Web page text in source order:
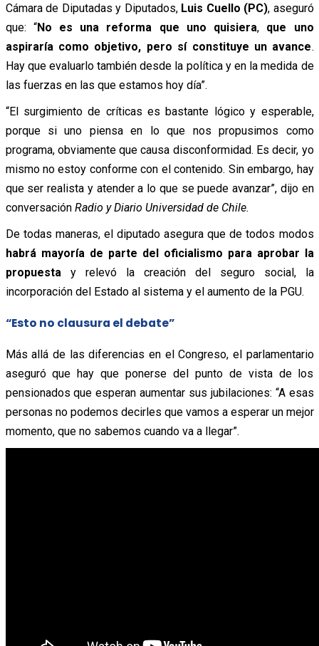
Cámara de Diputadas y Diputados,Luis Cuello (PC), aseguró
que: “No es una reforma que uno quisiera, que uno
aspiraría como objetivo, pero sí constituye un avance.
Hay que evaluarlo también desde la política y en la medida de
las fuerzas en las que estamos hoy día”.
“El surgimiento de críticas es bastante lógico y esperable,
porquesi uno piensa en lo que nos propusimos como
programa, obviamente que causa disconformidad. Es decir, yo
mismo no estoy conforme con el contenido. Sin embargo, hay
que ser realista y atender a lo que se puede avanzar”, dijo en
conversaciónRadio y Diario Universidad de Chile.
De todas maneras, el diputado asegura que de todos modos
habrá mayoría de parte del oficialismo para aprobar la
propuesta y relevó la creación del seguro social, la
incorporación del Estado al sistema y el aumento de la PGU.
“Esto no clausura el debate”
Más allá de las diferencias en el Congreso, el parlamentario
aseguró que hay que ponerse del punto de vista de los
pensionados que esperan aumentar sus jubilaciones: “A esas
personas no podemos decirles que vamos a esperar un mejor
momento, que no sabemos cuando va a llegar”.